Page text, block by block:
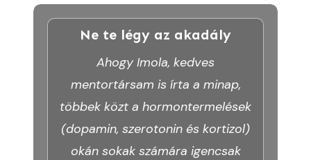
Ne te légy az akadály
Ahogy Imola, kedves
mentortársam is írta a minap,
többek közt a hormontermelések
(dopamin, szerotonin és kortizol)
okán sokak számára igencsak